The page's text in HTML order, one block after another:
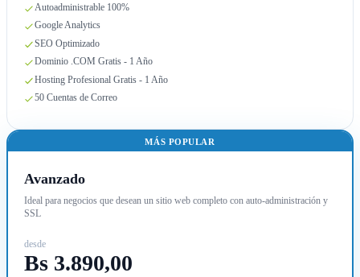
Autoadministrable 100%
Google Analytics
SEO Optimizado
Dominio .COM Gratis - 1 Año
Hosting Profesional Gratis - 1 Año
50 Cuentas de Correo
MÁS POPULAR
Avanzado
Ideal para negocios que desean un sitio web completo con auto-administración y
SSL
desde
Bs 3.890,00